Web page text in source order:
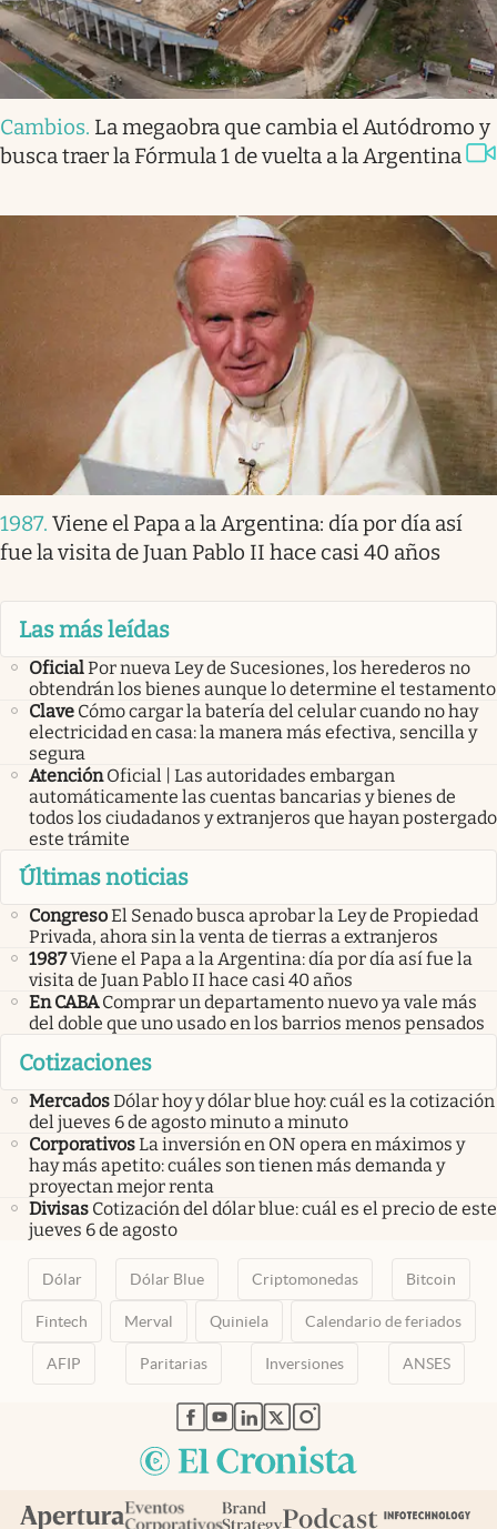
Cambios. La megaobra que cambia el Autódromo y
busca traer la Fórmula 1 de vuelta a la Argentina
1987. Viene el Papa a la Argentina: día por día así
fue la visita de Juan Pablo II hace casi 40 años
Las más leídas
OficialPor nueva Ley de Sucesiones, los herederos no
obtendrán los bienes aunque lo determine el testamento
Clave Cómo cargar la batería del celular cuando no hay
electricidad en casa: la manera más efectiva, sencilla y
segura
Atención Oficial | Las autoridades embargan
automáticamente las cuentas bancarias y bienes de
todos los ciudadanos y extranjeros que hayan postergado
este trámite
Últimas noticias
CongresoEl Senado busca aprobar la Ley de Propiedad
Privada, ahora sin la venta de tierras a extranjeros
1987Viene el Papa a la Argentina: día por día así fue la
visita de Juan Pablo II hace casi 40 años
En CABA Comprar un departamento nuevo ya vale más
del doble que uno usado en los barrios menos pensados
Cotizaciones
MercadosDólar hoy y dólar blue hoy: cuál es la cotización
del jueves 6 de agosto minuto a minuto
CorporativosLa inversión en ON opera en máximos y
hay más apetito: cuáles son tienen más demanda y
proyectan mejor renta
Divisas Cotización del dólar blue: cuál es el precio de este
jueves 6 de agosto
Dólar Dólar Blue Criptomonedas Bitcoin
Fintech Merval Quiniela Calendario de feriados
AFIP Paritarias Inversiones ANSES
abre en nueva pestaña
abre en nueva pestaña
abre en nueva pestaña
abre en nueva pestaña
abre en nueva pestaña